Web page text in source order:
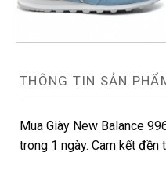
THÔNG TIN SẢN
Mua Giày New Balance
trong 1 ngày. Cam kết đền